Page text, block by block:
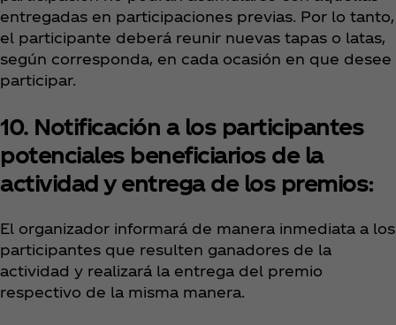
entregadas en participaciones previas. Por lo tanto,
el participante deberá reunir nuevas tapas o latas,
según corresponda, en cada ocasión en que desee
participar.
10. Notificación a los participantes
potenciales beneficiarios de la
actividad y entrega de los premios:
El organizador informará de manera inmediata a los
participantes que resulten ganadores de la
actividad y realizará la entrega del premio
respectivo de la misma manera.